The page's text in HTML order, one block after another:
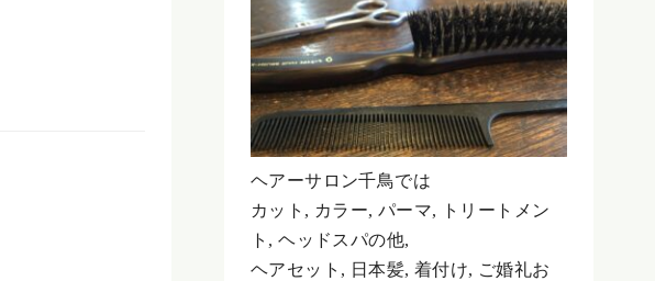
ヘアーサロン千鳥では
カット, カラー, パーマ, トリートメン
ト, ヘッドスパの他,
ヘアセット, 日本髪, 着付け, ご婚礼お